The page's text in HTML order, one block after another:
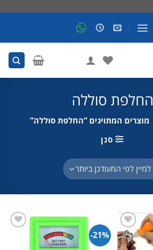
החלפת סוללה
מוצרים המתויגים “החלפת סוללה”
סנן
21%-